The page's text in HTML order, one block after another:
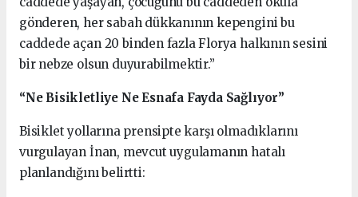
gönderen, her sabah dükkanının kepengini bu
caddede açan 20 binden fazla Florya halkının sesini
bir nebze olsun duyurabilmektir.”
“Ne Bisikletliye Ne Esnafa Fayda Sağlıyor”
Bisiklet yollarına prensipte karşı olmadıklarını
vurgulayan İnan, mevcut uygulamanın hatalı
planlandığını belirtti: